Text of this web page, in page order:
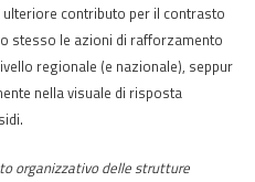
contributo per il contrasto
stesso le azioni di rafforzamento
regionale (e nazionale), seppur
nella visuale di risposta
organizzativo delle strutture